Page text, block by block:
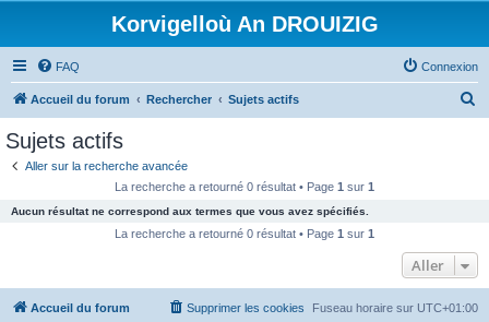
Korvigelloù An DROUIZIG
FAQ Connexion
Accueil du forum Rechercher Sujets actifs
c
e
Sujets actifs
Aller sur la recherche avancée
La recherche a retourné 0 résultat • Page 1 sur 1
Aucun résultat ne correspond aux termes que vous avez spécifiés.
La recherche a retourné 0 résultat • Page 1 sur 1
Aller
Accueil du forum Fuseau horaire sur UTC+01:00
Supprimer les cookies